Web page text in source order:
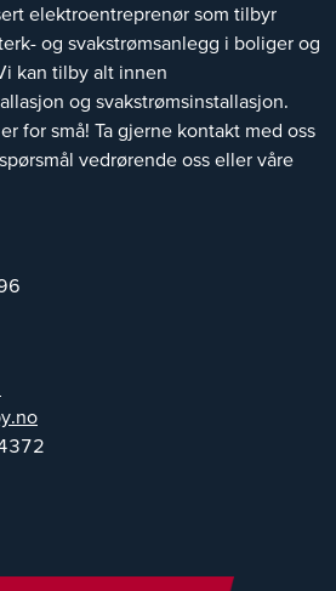
elektroentreprenør som tilbyr
og svakstrømsanlegg i boliger og
kan tilby alt innen
og svakstrømsinstallasjon.
for små! Ta gjerne kontakt med oss
vedrørende oss eller våre